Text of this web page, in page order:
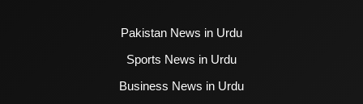
Pakistan News in Urdu
Sports News in Urdu
Business News in Urdu